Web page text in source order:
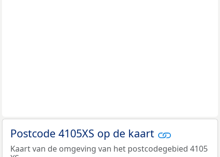
Postcode 4105XS op de kaart
Kaart van de omgeving van het postcodegebied 4105